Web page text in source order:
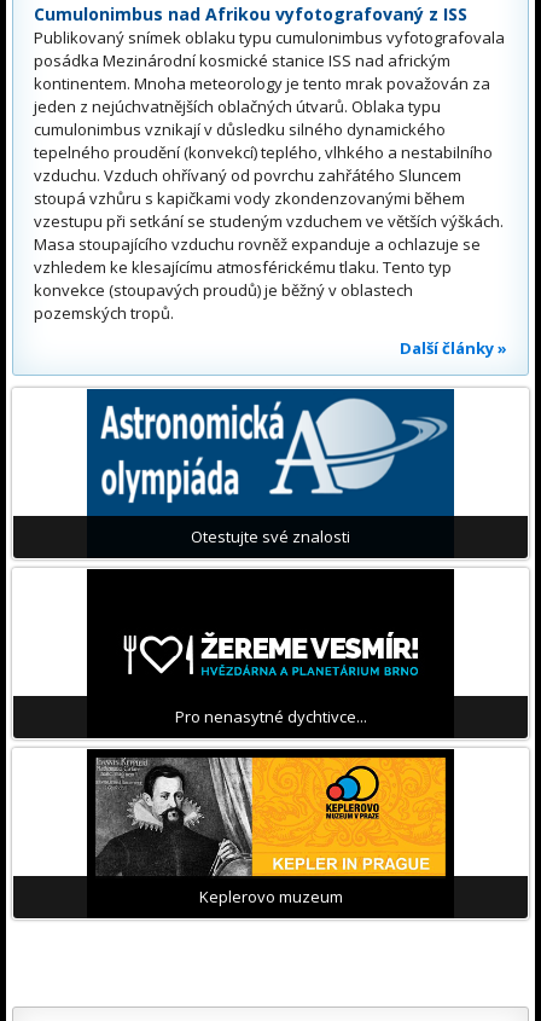
Cumulonimbus nad Afrikou vyfotografovaný z ISS
Publikovaný snímek oblaku typu cumulonimbus vyfotografovala
posádka Mezinárodní kosmické stanice ISS nad africkým
kontinentem. Mnoha meteorology je tento mrak považován za
jeden z nejúchvatnějších oblačných útvarů. Oblaka typu
cumulonimbus vznikají v důsledku silného dynamického
tepelného proudění (konvekcí) teplého, vlhkého a nestabilního
vzduchu. Vzduch ohřívaný od povrchu zahřátého Sluncem
stoupá vzhůru s kapičkami vody zkondenzovanými během
vzestupu při setkání se studeným vzduchem ve větších výškách.
Masa stoupajícího vzduchu rovněž expanduje a ochlazuje se
vzhledem ke klesajícímu atmosférickému tlaku. Tento typ
konvekce (stoupavých proudů) je běžný v oblastech
pozemských tropů.
Další články »
Otestujte své znalosti
Pro nenasytné dychtivce...
Keplerovo muzeum